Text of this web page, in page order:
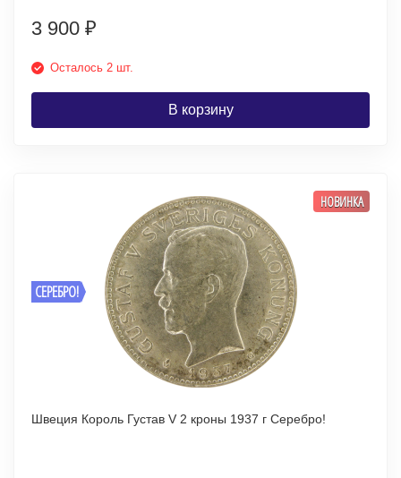
3 900 ₽
Осталось 2 шт.
В корзину
СЕРЕБРО!
НОВИНКА
Швеция Король Густав V 2 кроны 1937 г Серебро!